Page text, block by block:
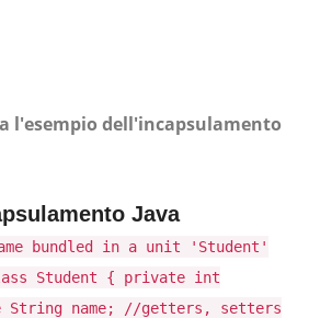
l'esempio dell'incapsulamento
Java
bundled in a unit 'Student'
Student { private int
String name; //getters, setters